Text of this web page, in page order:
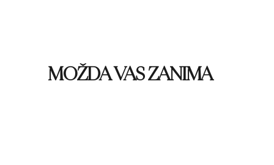
MOŽDA VAS ZANIMA